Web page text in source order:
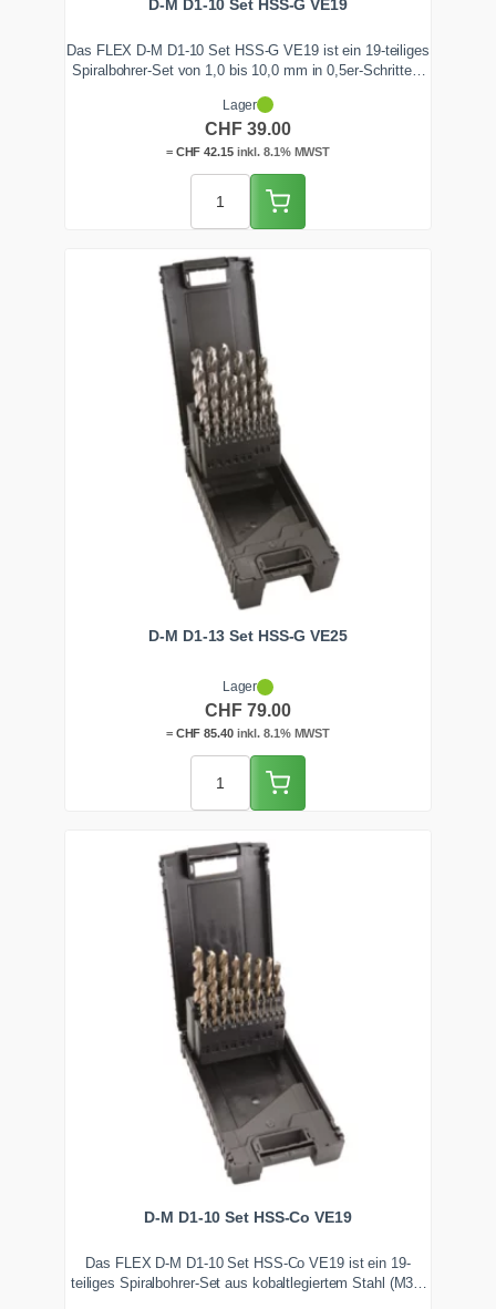
D-M D1-10 Set HSS-G VE19
Das FLEX D-M D1-10 Set HSS-G VE19 ist ein 19-teiliges
Spiralbohrer-Set von 1,0 bis 10,0 mm in 0,5er-Schritten.
Kreuzanschliff DIN 1412 C zentrieren ohne Vorkörnen und
bohren Stahl bis 900 N/mm², Guss und Buntmetall. Ab
Lager Zentralschweiz lieferbar.
Lager
CHF 39.00
= CHF 42.15inkl. 8.1% MWST
D-M D1-13 Set HSS-G VE25
Lager
CHF 79.00
= CHF 85.40inkl. 8.1% MWST
D-M D1-10 Set HSS-Co VE19
Das FLEX D-M D1-10 Set HSS-Co VE19 ist ein 19-
teiliges Spiralbohrer-Set aus kobaltlegiertem Stahl (M35)